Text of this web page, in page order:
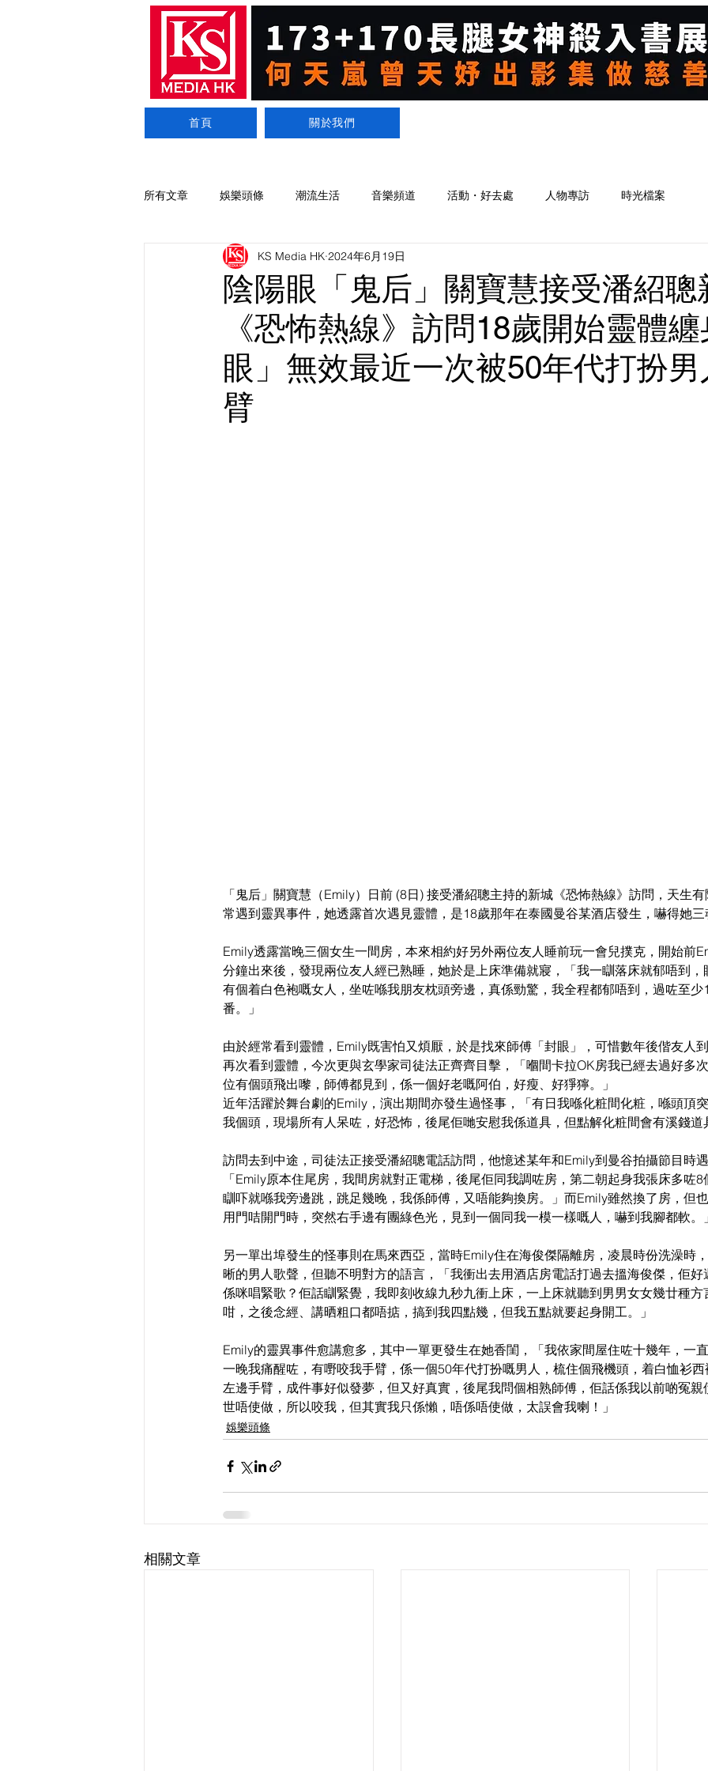
首頁 關於我們
所有文章 娛樂頭條 潮流生活 音樂頻道 活動・好去處 人物專訪 時光檔案
陰陽眼「鬼后」關寶慧接受潘紹聰
《恐怖熱線》訪問18歲開始靈體
眼」無效最近一次被50年代打扮
臂
KS Media HK 2024年6月19日
「鬼后」關寶慧（Emily）日前 (8日) 接受潘紹聰主持的新城《恐怖熱線》訪問，天生
常遇到靈異事件，她透露首次遇見靈體，是18歲那年在泰國曼谷某酒店發生，嚇得她
Emily透露當晚三個女生一間房，本來相約好另外兩位友人睡前玩一會兒撲克，開始前
分鐘出來後，發現兩位友人經已熟睡，她於是上床準備就寢，「我一瞓落床就郁唔到
有個着白色袍嘅女人，坐咗喺我朋友枕頭旁邊，真係勁驚，我全程都郁唔到，過咗至少
番。」
由於經常看到靈體，Emily既害怕又煩厭，於是找來師傅「封眼」，可惜數年後偕友人
再次看到靈體，今次更與玄學家司徒法正齊齊目擊，「嗰間卡拉OK房我已經去過好多
位有個頭飛出嚟，師傅都見到，係一個好老嘅阿伯，好瘦、好猙獰。」
近年活躍於舞台劇的Emily，演出期間亦發生過怪事，「有日我喺化粧間化粧，喺頭頂
我個頭，現場所有人呆咗，好恐怖，後尾佢哋安慰我係道具，但點解化粧間會有溪錢道
訪問去到中途，司徒法正接受潘紹聰電話訪問，他憶述某年和Emily到曼谷拍攝節目時
「Emily原本住尾房，我間房就對正電梯，後尾佢同我調咗房，第二朝起身我張床多咗
瞓吓就喺我旁邊跳，跳足幾晚，我係師傅，又唔能夠換房。」而Emily雖然換了房，但
用門咭開門時，突然右手邊有團綠色光，見到一個同我一模一樣嘅人，嚇到我腳都軟。
另一單出埠發生的怪事則在馬來西亞，當時Emily住在海俊傑隔離房，凌晨時份洗澡時
晰的男人歌聲，但聽不明對方的語言，「我衝出去用酒店房電話打過去搵海俊傑，佢
係咪唱緊歌？佢話瞓緊覺，我即刻收線九秒九衝上床，一上床就聽到男男女女幾廿種
咁，之後念經、講晒粗口都唔掂，搞到我四點幾，但我五點就要起身開工。」
Emily的靈異事件愈講愈多，其中一單更發生在她香閨，「我依家間屋住咗十幾年，一
一晚我痛醒咗，有嘢咬我手臂，係一個50年代打扮嘅男人，梳住個飛機頭，着白恤衫
左邊手臂，成件事好似發夢，但又好真實，後尾我問個相熟師傅，佢話係我以前啲冤
世唔使做，所以咬我，但其實我只係懶，唔係唔使做，太誤會我喇！」
娛樂頭條
相關文章